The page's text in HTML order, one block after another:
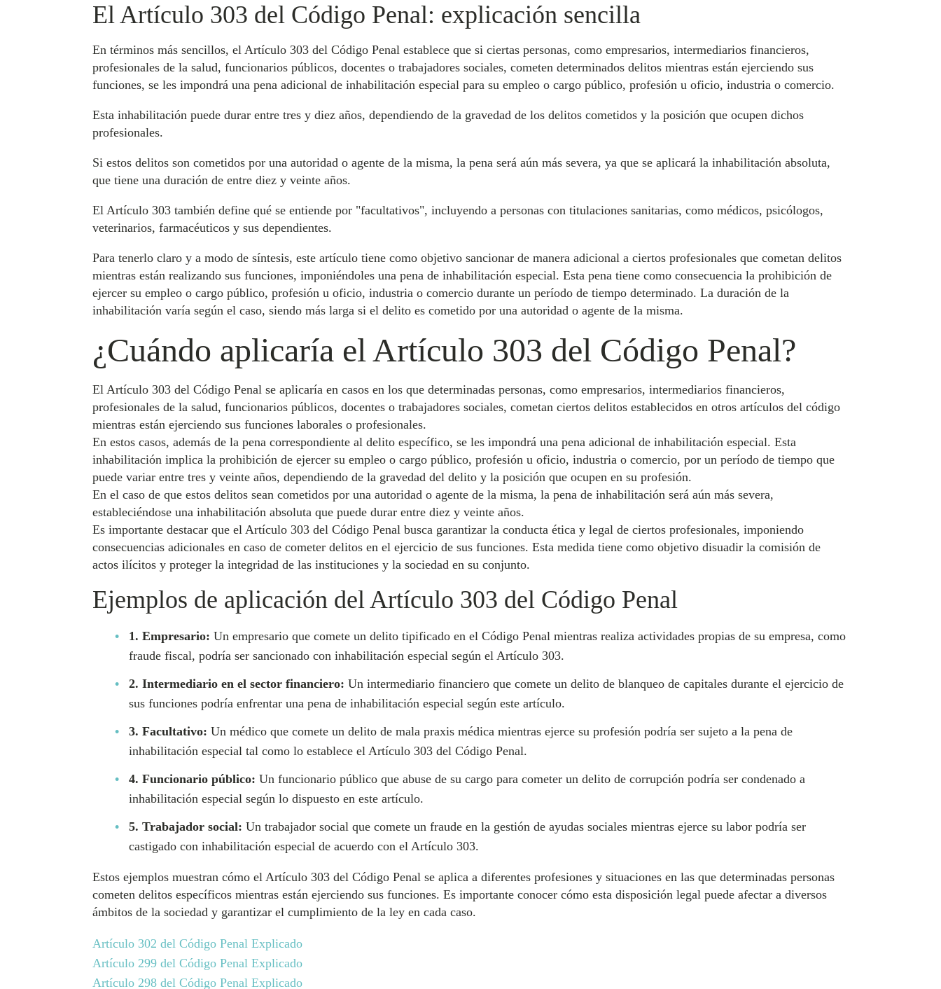
El Artículo 303 del Código Penal: explicación sencilla
En términos más sencillos, el Artículo 303 del Código Penal establece que si ciertas personas, como empresarios, intermediarios financieros,
profesionales de la salud, funcionarios públicos, docentes o trabajadores sociales, cometen determinados delitos mientras están ejerciendo sus
funciones, se les impondrá una pena adicional de inhabilitación especial para su empleo o cargo público, profesión u oficio, industria o comercio.
Esta inhabilitación puede durar entre tres y diez años, dependiendo de la gravedad de los delitos cometidos y la posición que ocupen dichos
profesionales.
Si estos delitos son cometidos por una autoridad o agente de la misma, la pena será aún más severa, ya que se aplicará la inhabilitación absoluta,
que tiene una duración de entre diez y veinte años.
El Artículo 303 también define qué se entiende por "facultativos", incluyendo a personas con titulaciones sanitarias, como médicos, psicólogos,
veterinarios, farmacéuticos y sus dependientes.
Para tenerlo claro y a modo de síntesis, este artículo tiene como objetivo sancionar de manera adicional a ciertos profesionales que cometan delitos
mientras están realizando sus funciones, imponiéndoles una pena de inhabilitación especial. Esta pena tiene como consecuencia la prohibición de
ejercer su empleo o cargo público, profesión u oficio, industria o comercio durante un período de tiempo determinado. La duración de la
inhabilitación varía según el caso, siendo más larga si el delito es cometido por una autoridad o agente de la misma.
¿Cuándo aplicaría el Artículo 303 del Código Penal?
El Artículo 303 del Código Penal se aplicaría en casos en los que determinadas personas, como empresarios, intermediarios financieros,
profesionales de la salud, funcionarios públicos, docentes o trabajadores sociales, cometan ciertos delitos establecidos en otros artículos del código
mientras están ejerciendo sus funciones laborales o profesionales.
En estos casos, además de la pena correspondiente al delito específico, se les impondrá una pena adicional de inhabilitación especial. Esta
inhabilitación implica la prohibición de ejercer su empleo o cargo público, profesión u oficio, industria o comercio, por un período de tiempo que
puede variar entre tres y veinte años, dependiendo de la gravedad del delito y la posición que ocupen en su profesión.
En el caso de que estos delitos sean cometidos por una autoridad o agente de la misma, la pena de inhabilitación será aún más severa,
estableciéndose una inhabilitación absoluta que puede durar entre diez y veinte años.
Es importante destacar que el Artículo 303 del Código Penal busca garantizar la conducta ética y legal de ciertos profesionales, imponiendo
consecuencias adicionales en caso de cometer delitos en el ejercicio de sus funciones. Esta medida tiene como objetivo disuadir la comisión de
actos ilícitos y proteger la integridad de las instituciones y la sociedad en su conjunto.
Ejemplos de aplicación del Artículo 303 del Código Penal
1. Empresario: Un empresario que comete un delito tipificado en el Código Penal mientras realiza actividades propias de su empresa, como
fraude fiscal, podría ser sancionado con inhabilitación especial según el Artículo 303.
2. Intermediario en el sector financiero: Un intermediario financiero que comete un delito de blanqueo de capitales durante el ejercicio de
sus funciones podría enfrentar una pena de inhabilitación especial según este artículo.
3. Facultativo: Un médico que comete un delito de mala praxis médica mientras ejerce su profesión podría ser sujeto a la pena de
inhabilitación especial tal como lo establece el Artículo 303 del Código Penal.
4. Funcionario público: Un funcionario público que abuse de su cargo para cometer un delito de corrupción podría ser condenado a
inhabilitación especial según lo dispuesto en este artículo.
5. Trabajador social: Un trabajador social que comete un fraude en la gestión de ayudas sociales mientras ejerce su labor podría ser
castigado con inhabilitación especial de acuerdo con el Artículo 303.
Estos ejemplos muestran cómo el Artículo 303 del Código Penal se aplica a diferentes profesiones y situaciones en las que determinadas personas
cometen delitos específicos mientras están ejerciendo sus funciones. Es importante conocer cómo esta disposición legal puede afectar a diversos
ámbitos de la sociedad y garantizar el cumplimiento de la ley en cada caso.
Artículo 302 del Código Penal Explicado
Artículo 299 del Código Penal Explicado
Artículo 298 del Código Penal Explicado